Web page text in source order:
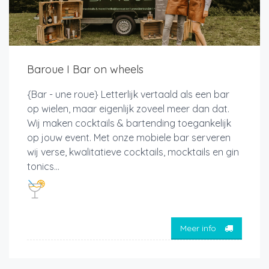
Baroue I Bar on wheels
{Bar - une roue} Letterlijk vertaald als een bar
op wielen, maar eigenlijk zoveel meer dan dat.
Wij maken cocktails & bartending toegankelijk
op jouw event. Met onze mobiele bar serveren
wij verse, kwalitatieve cocktails, mocktails en gin
tonics...
Meer info